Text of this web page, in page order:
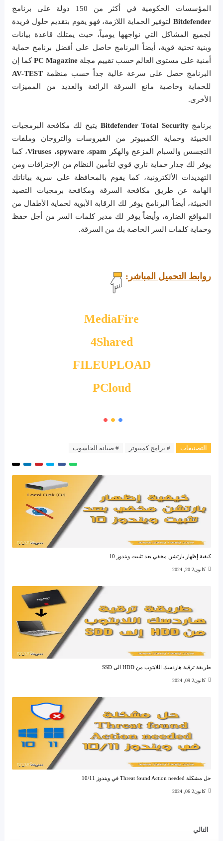
المؤسسات الحكومية في أكثر من 150 دولة على برنامج
Bitdefender لتوفير الحماية اللازمة، فهو يقوم بتقديم حلول فريدة
لجميع المشاكل التي نواجهها يومياً، حيث يمتلك قاعدة بيانات
وبنية تحتية قوية، أيضاً البرنامج حاصل على أفضل برنامج حماية
أمنية على مستوى العالم حسب تقييم مجلة PC Magazineكما إن
البرنامج حصل على سرعة عالية جداً حسب منظمةAV-TEST
للحماية وخاصية مانع السرقة الرائعة والعديد من المميزات
الأخرى.
برنامجBitdefender Total Security يتيح لك مكافحة البرمجيات
الخبيثة وحماية الكمبيوتر من الفيروسات والتروجان وملفات
التجسس والسبام المزعج والهكر
Viruses ،spyware،spam
، كما
يوفر لك جدار حماية ناري قوي لتأمين النظام من الإختراقات ومن
التهديدات الألكترونية، كما يقوم بالمحافظة على سرية بياناتك
الهامة عن طريق مكافحة السرقة ومكافحة برمجيات التصيد
الخبيثة، أيضاً البرنامج يوفر لك الرقابة الأبوية لحماية الأطفال من
المواقع الضارة، وأيضاً يوفر لك مدير كلمات السر من أجل حفظ
وحماية كلمات السر الخاصة بك من السرقة.
روابط التحميل المباشر :
MediaFire
4Shared
FILEUPLOAD
PCloud
التصنيفات # برامج كمبيوتر # صيانة الحاسوب
كيفية إظهار بارتشن مخفي بعد تثبيت ويندوز 10
كانون2 20, 2024
طريقة ترقية هاردسك اللابتوب من HDD الى SSD
كانون2 09, 2024
حل مشكلة Threat found Action needed في ويندوز 10/11
كانون2 06, 2024
التالي